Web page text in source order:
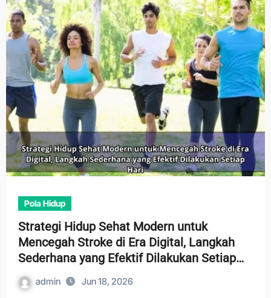
Pola Hidup
Strategi Hidup Sehat Modern untuk
Mencegah Stroke di Era Digital, Langkah
Sederhana yang Efektif Dilakukan Setiap
Hari
admin Jun 18, 2026